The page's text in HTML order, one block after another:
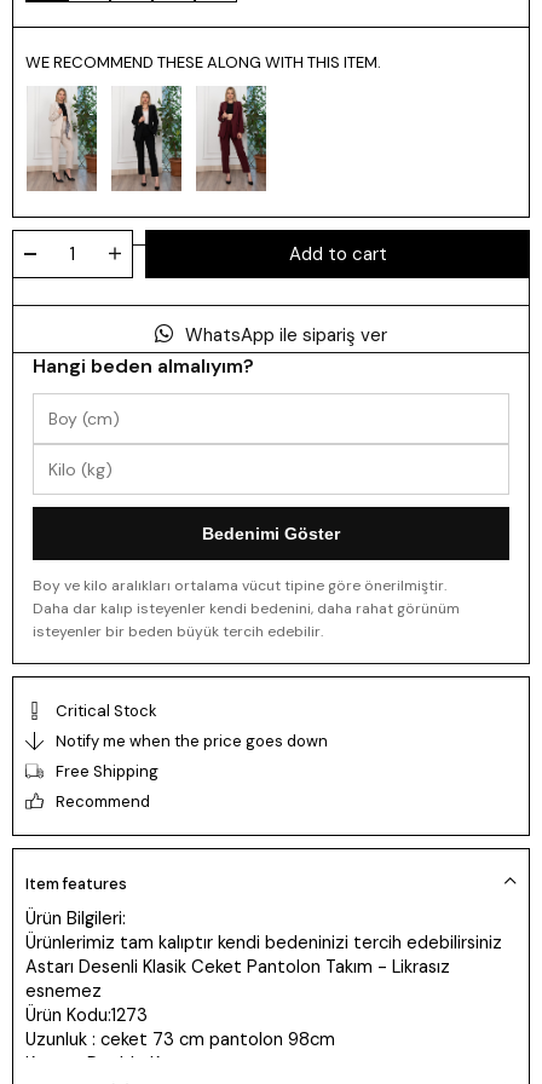
WE RECOMMEND THESE ALONG WITH THIS ITEM.
WhatsApp ile sipariş ver
Hangi beden almalıyım?
Bedenimi Göster
Boy ve kilo aralıkları ortalama vücut tipine göre önerilmiştir.
Daha dar kalıp isteyenler kendi bedenini, daha rahat görünüm
isteyenler bir beden büyük tercih edebilir.
Critical Stock
Notify me when the price goes down
Free Shipping
Recommend
Item features
Ürün Bilgileri:
Ürünlerimiz tam kalıptır kendi bedeninizi tercih edebilirsiniz
Astarı Desenli Klasik Ceket Pantolon Takım - Likrasız
esnemez
Ürün Kodu:1273
Uzunluk : ceket 73 cm pantolon 98cm
Kumaş: Double Krep